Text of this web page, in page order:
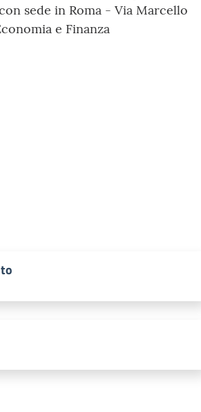
sede in Roma - Via Marcello
e Finanza